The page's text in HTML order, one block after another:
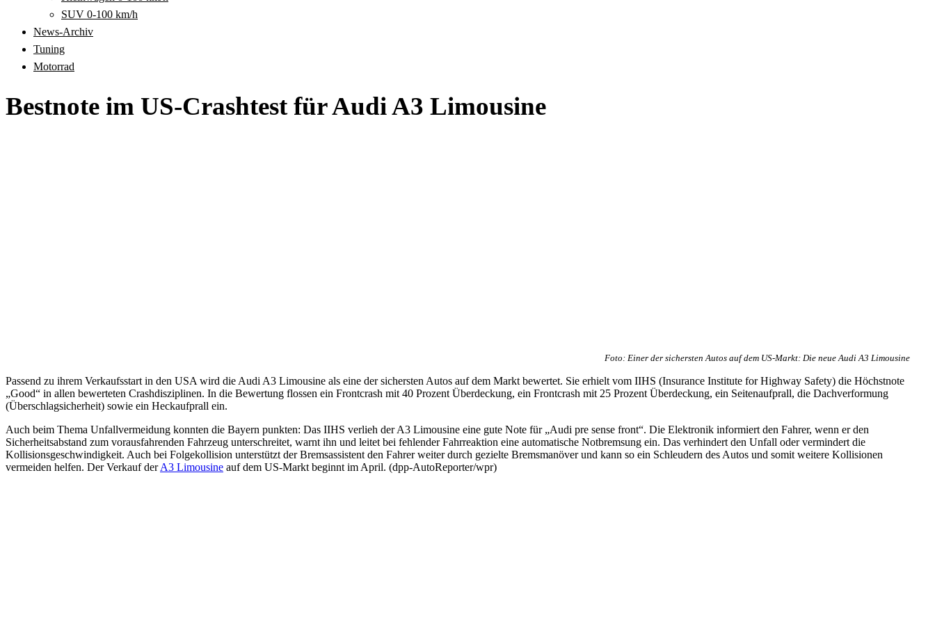
SUV 0-100 km/h
News-Archiv
Tuning
Motorrad
Bestnote im US-Crashtest für Audi A3 Limousine
Foto: Einer der sichersten Autos auf dem US-Markt: Die neue Audi A3 Limousine
Passend zu ihrem Verkaufsstart in den USA wird die Audi A3 Limousine als eine der sichersten Autos auf dem Markt bewertet. Sie erhielt vom IIHS (Insurance Institute for Highway Safety) die Höchstnote
„Good“ in allen bewerteten Crashdisziplinen. In die Bewertung flossen ein Frontcrash mit 40 Prozent Überdeckung, ein Frontcrash mit 25 Prozent Überdeckung, ein Seitenaufprall, die Dachverformung
(Überschlagsicherheit) sowie ein Heckaufprall ein.
Auch beim Thema Unfallvermeidung konnten die Bayern punkten: Das IIHS verlieh der A3 Limousine eine gute Note für „Audi pre sense front“. Die Elektronik informiert den Fahrer, wenn er den
Sicherheitsabstand zum vorausfahrenden Fahrzeug unterschreitet, warnt ihn und leitet bei fehlender Fahrreaktion eine automatische Notbremsung ein. Das verhindert den Unfall oder vermindert die
Kollisionsgeschwindigkeit. Auch bei Folgekollision unterstützt der Bremsassistent den Fahrer weiter durch gezielte Bremsmanöver und kann so ein Schleudern des Autos und somit weitere Kollisionen
vermeiden helfen. Der Verkauf derA3 Limousine auf dem US-Markt beginnt im April. (dpp-AutoReporter/wpr)